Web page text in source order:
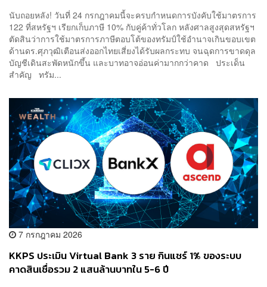
นับถอยหลัง! วันที่ 24 กรกฎาคมนี้จะครบกำหนดการบังคับใช้มาตรการ
122 ที่สหรัฐฯ เรียกเก็บภาษี 10% กับคู่ค้าทั่วโลก หลังศาลสูงสุดสหรัฐฯ
ตัดสินว่าการใช้มาตรการภาษีตอบโต้ของทรัมป์ใช้อำนาจเกินขอบเขต
ด้านดร.ศุภวุฒิเตือนส่งออกไทยเสี่ยงได้รับผลกระทบ จนฉุดการขาดดุล
บัญชีเดินสะพัดหนักขึ้น และบาทอาจอ่อนค่ามากกว่าคาด ประเด็น
สำคัญ ทรัม...
7 กรกฎาคม 2026
KKPS ประเมิน Virtual Bank 3 ราย กินแชร์ 1% ของระบบ
คาดสินเชื่อรวม 2 แสนล้านบาทใน 5-6 ปี